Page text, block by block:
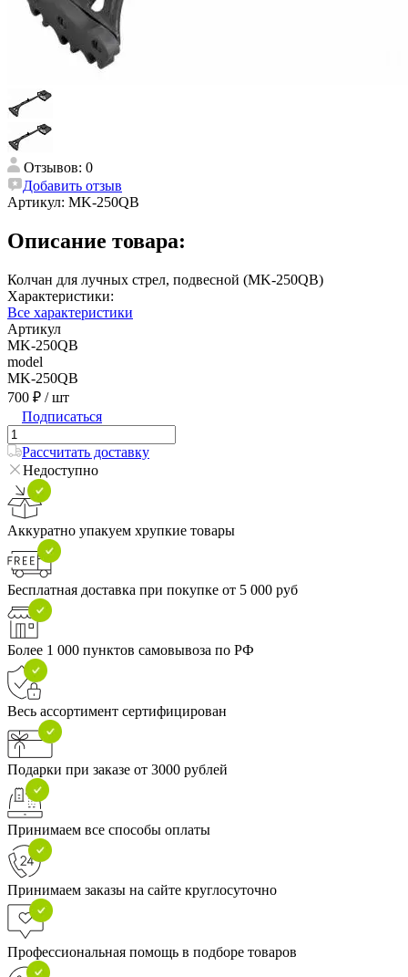
Отзывов: 0
Добавить отзыв
Артикул: MK-250QB
Описание товара:
Колчан для лучных стрел, подвесной (MK-250QB)
Характеристики:
Все характеристики
Артикул
MK-250QB
model
MK-250QB
700 ₽ / шт
Подписаться
Рассчитать доставку
Недоступно
Аккуратно упакуем хрупкие товары
Бесплатная доставка при покупке от 5 000 руб
Более 1 000 пунктов самовывоза по РФ
Весь ассортимент сертифицирован
Подарки при заказе от 3000 рублей
Принимаем все способы оплаты
Принимаем заказы на сайте круглосуточно
Профессиональная помощь в подборе товаров